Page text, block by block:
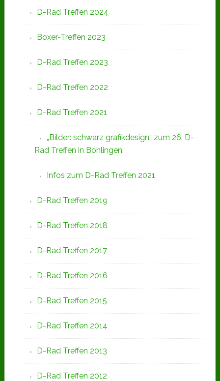
D-Rad Treffen 2024
Boxer-Treffen 2023
D-Rad Treffen 2023
D-Rad Treffen 2022
D-Rad Treffen 2021
„Bilder: schwarz grafikdesign“ zum 26. D-
Rad Treffen in Bohlingen.
Infos zum D-Rad Treffen 2021
D-Rad Treffen 2019
D-Rad Treffen 2018
D-Rad Treffen 2017
D-Rad Treffen 2016
D-Rad Treffen 2015
D-Rad Treffen 2014
D-Rad Treffen 2013
D-Rad Treffen 2012